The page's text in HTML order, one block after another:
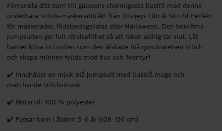
Förvandla ditt barn till galaxens charmigaste busfrö med denna
underbara Stitch-maskeraddräkt från Disneys Lilo & Stitch! Perfekt
för maskerader, födelsedagskalas eller Halloween. Den bekväma
jumpsuiten ger full rörelsefrihet så att leken aldrig tar slut. Låt
barnet kliva in i rollen som den älskade blå rymdvarelsen Stitch
och skapa minnen fyllda med bus och äventyr!
✔️ Innehåller en mjuk blå jumpsuit med ljusblå mage och
matchande Stitch-mask
✔️ Material: 100 % polyester
✔️ Passar barn i åldern 5-6 år (109-126 cm)